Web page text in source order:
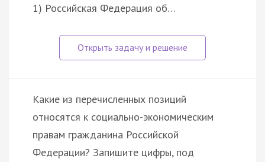
1) Российская Федерация об…
Какие из перечисленных позиций
относятся к социально-экономическим
правам гражданина Российской
Федерации? Запишите цифры, под